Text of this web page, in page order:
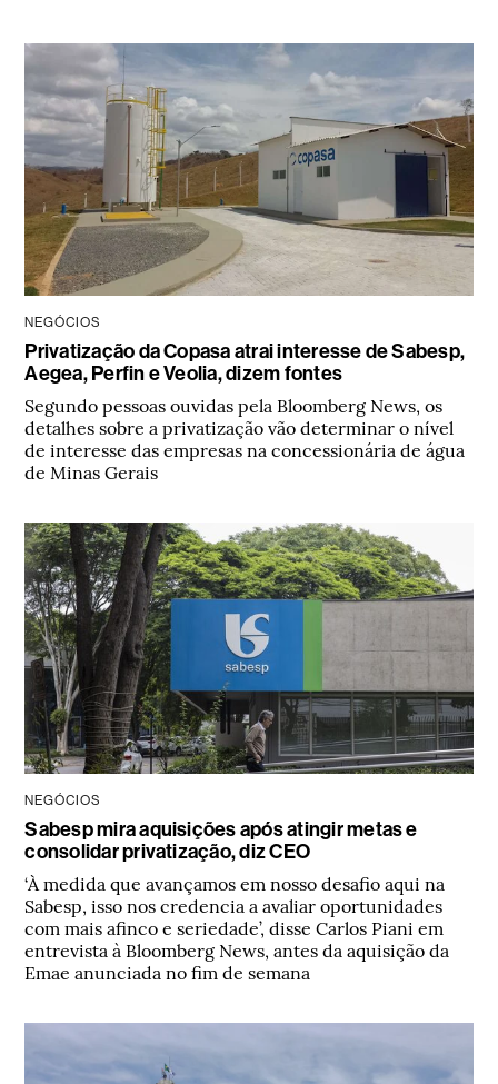
NEGÓCIOS
Privatização da Copasa atrai interesse de Sabesp,
Aegea, Perfin e Veolia, dizem fontes
Segundo pessoas ouvidas pela Bloomberg News, os
detalhes sobre a privatização vão determinar o nível
de interesse das empresas na concessionária de água
de Minas Gerais
NEGÓCIOS
Sabesp mira aquisições após atingir metas e
consolidar privatização, diz CEO
‘À medida que avançamos em nosso desafio aqui na
Sabesp, isso nos credencia a avaliar oportunidades
com mais afinco e seriedade’, disse Carlos Piani em
entrevista à Bloomberg News, antes da aquisição da
Emae anunciada no fim de semana